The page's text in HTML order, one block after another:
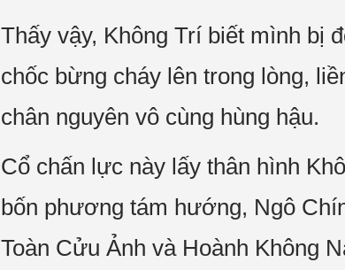
Thấy vậy, Không Trí biết mình bị
chốc bừng cháy lên trong lòng,
chân nguyên vô cùng hùng hậu.
Cổ chấn lực này lấy thân hình
bốn phương tám hướng, Ngô
Toàn Cửu Ảnh và Hoành Không